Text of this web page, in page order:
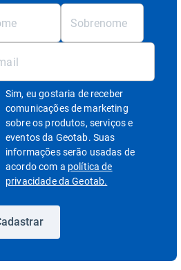
Sim, eu gostaria de receber
comunicações de marketing
sobre os produtos, serviços e
eventos da Geotab. Suas
informações serão usadas de
acordo com a política de
privacidade da Geotab.